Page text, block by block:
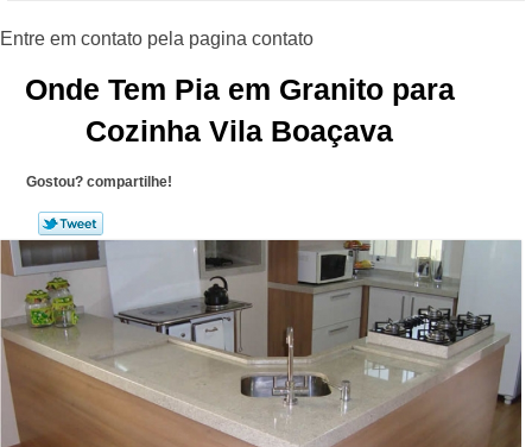
Onde Tem Pia em Granito para
Cozinha Vila Boaçava
Gostou? compartilhe!